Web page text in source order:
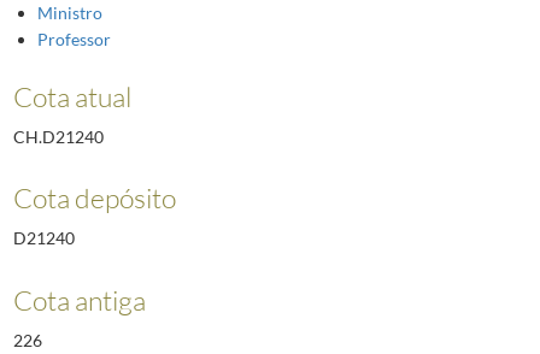
Ministro
Professor
Cota atual
CH.D21240
Cota depósito
D21240
Cota antiga
226